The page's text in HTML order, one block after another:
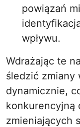
powiązań
wpływu.
Wdrażając te
śledzić zmiany
dynamicznie,
konkurencyjną
zmieniających